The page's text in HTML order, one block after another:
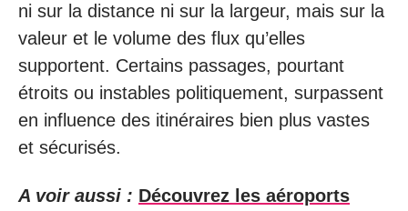
ni sur la distance ni sur la largeur, mais sur la
valeur et le volume des flux qu’elles
supportent. Certains passages, pourtant
étroits ou instables politiquement, surpassent
en influence des itinéraires bien plus vastes
et sécurisés.
A voir aussi : Découvrez les aéroports